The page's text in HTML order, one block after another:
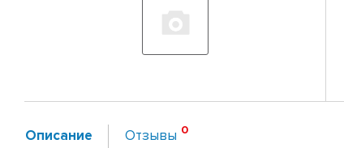
Описание Отзывы